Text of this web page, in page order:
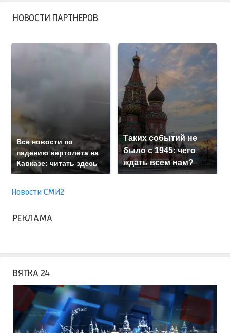
НОВОСТИ ПАРТНЕРОВ
Все новости по
падению вертолета на
Кавказе: читать здесь
Таких событий не
было с 1945: чего
ждать всем нам?
Новости СМИ2
РЕКЛАМА
ВЯТКА 24